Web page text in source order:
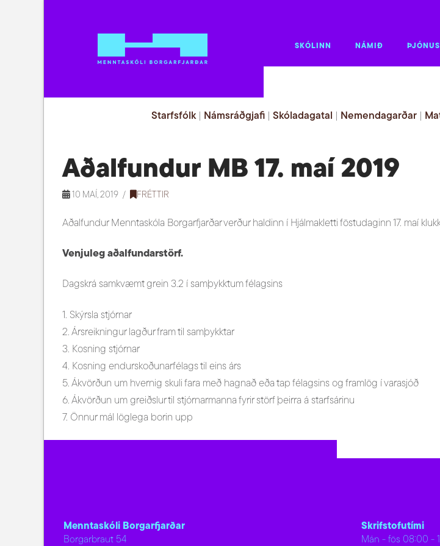
SKÓLINN NÁMIÐ
Starfsfólk| Námsráðgjafi Skóladagatal Nemendagarðar
Aðalfundur MB 17. maí 2019
10 MAÍ, 2019 FRÉTTIR
Aðalfundur Menntaskóla Borgarfjarðar verður haldinn í Hjálmakletti föstudaginn 17. maí
Venjuleg aðalfundarstörf.
Dagskrá samkvæmt grein 3.2 í samþykktum félagsins
1. Skýrsla stjórnar
2. Ársreikningur lagður fram til samþykktar
3. Kosning stjórnar
4. Kosning endurskoðunarfélags til eins árs
5. Ákvörðun um hvernig skuli fara með hagnað eða tap félagsins og framlög í varasjóð
6. Ákvörðun um greiðslur til stjórnarmanna fyrir störf þeirra á starfsárinu
7. Önnur mál löglega borin upp
Menntaskóli Borgarfjarðar
Borgarbraut 54
Skrifstofutími
Mán - fös 08:00 -